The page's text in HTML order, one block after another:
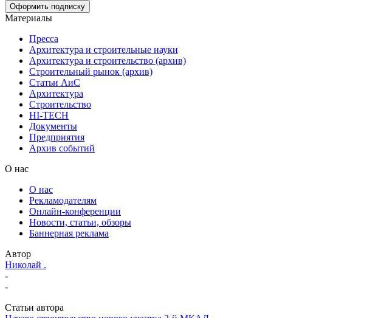
Материалы
Пресса
Архитектура и строительные науки
Архитектура и строительство (архив)
Строительный рынок (архив)
Статьи АиС
Архитектура
Строительство
HI-TECH
Документы
Предприятия
Архив событий
О нас
О нас
Рекламодателям
Онлайн-конференции
Новости, статьи, обзоры
Баннерная реклама
Автор
Николай .
-
-
Статьи автора